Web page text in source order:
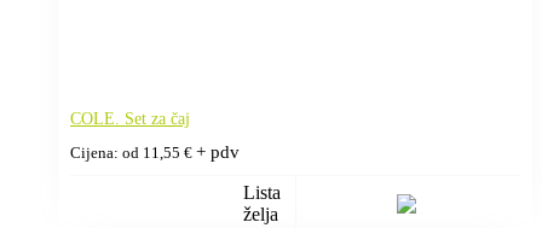
COLE. Set za čaj
Cijena: od 11,55 € + pdv
Lista
želja